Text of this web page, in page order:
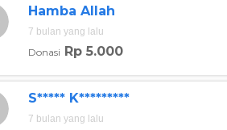
Hamba Allah
7 bulan yang lalu
Donasi Rp 5.000
S***** K*********
7 bulan yang lalu